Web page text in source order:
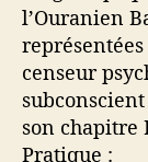
l’Ouranien
censeur
son chapitre
Pratique :